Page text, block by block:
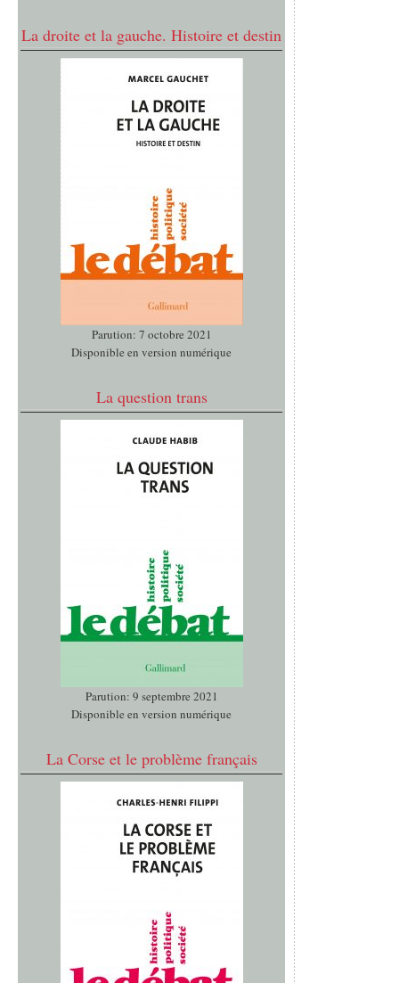
La droite et la gauche. Histoire et destin
Parution: 7 octobre 2021
Disponible en version numérique
La question trans
Parution: 9 septembre 2021
Disponible en version numérique
La Corse et le problème français